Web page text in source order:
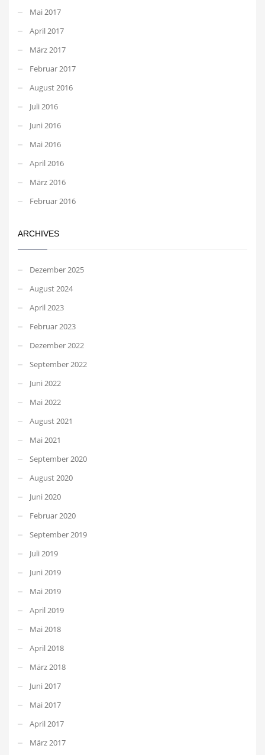
Mai 2017
April 2017
März 2017
Februar 2017
August 2016
Juli 2016
Juni 2016
Mai 2016
April 2016
März 2016
Februar 2016
ARCHIVES
Dezember 2025
August 2024
April 2023
Februar 2023
Dezember 2022
September 2022
Juni 2022
Mai 2022
August 2021
Mai 2021
September 2020
August 2020
Juni 2020
Februar 2020
September 2019
Juli 2019
Juni 2019
Mai 2019
April 2019
Mai 2018
April 2018
März 2018
Juni 2017
Mai 2017
April 2017
März 2017